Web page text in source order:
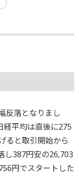
反落となりまし
経平均は直後に275
ると取引開始から
し387円安の26,703
円でスタートした